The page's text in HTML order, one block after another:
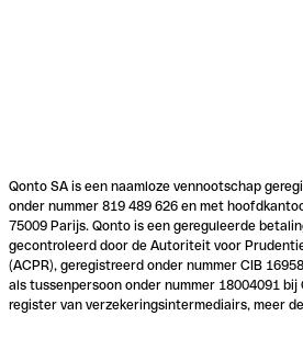
Qonto SA is een naamloze vennootschap
onder nummer 819 489 626 en met
75009 Parijs. Qonto is een gereguleerde
gecontroleerd door de Autoriteit voor
(ACPR), geregistreerd onder nummer CIB
als tussenpersoon onder nummer 18004091 bij
register van verzekeringsintermediairs, meer